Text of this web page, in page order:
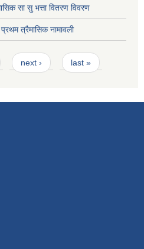
सा सु भत्ता वितरण विवरण
त्रैमासिक नामावली
next › last »